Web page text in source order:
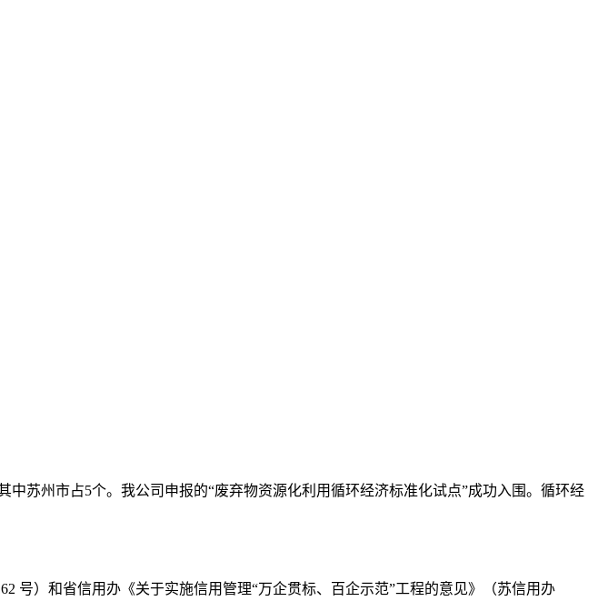
苏州市占5个。我公司申报的“废弃物资源化利用循环经济标准化试点”成功入围。循环经
号）和省信用办《关于实施信用管理“万企贯标、百企示范”工程的意见》（苏信用办